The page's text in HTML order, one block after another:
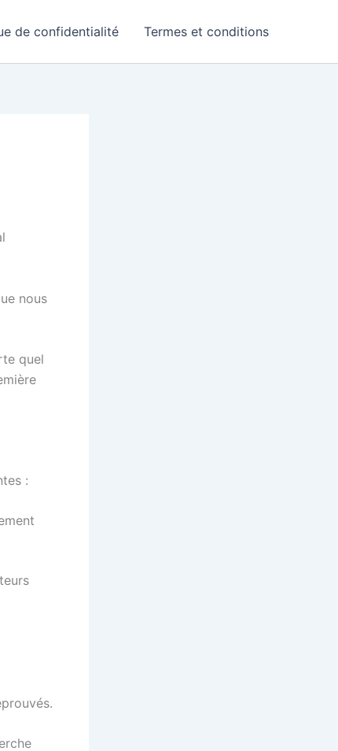
de confidentialité Termes et conditions
nous
quel
: